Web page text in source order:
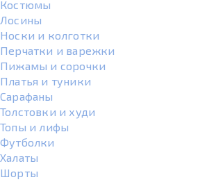
Костюмы
Лосины
Носки и колготки
Перчатки и варежки
Пижамы и сорочки
Платья и туники
Сарафаны
Толстовки и худи
Топы и лифы
Футболки
Халаты
Шорты